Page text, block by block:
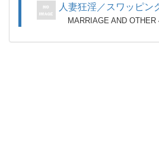
人妻狂淫／スワッピン
MARRIAGE AND